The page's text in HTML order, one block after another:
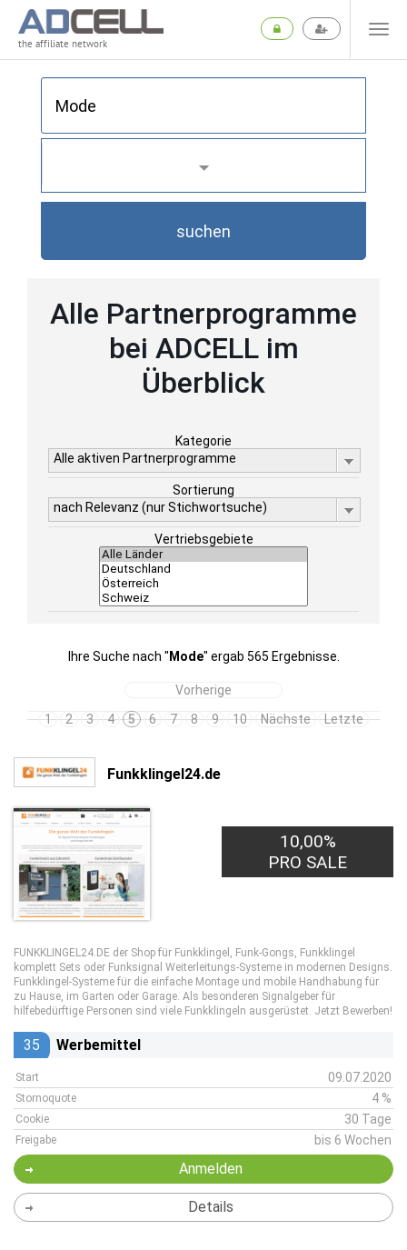
the affiliate network
suchen
Alle Partnerprogramme
bei ADCELL im
Überblick
Kategorie
Alle aktiven Partnerprogramme
Sortierung
nach Relevanz (nur Stichwortsuche)
Vertriebsgebiete
Ihre Suche nach " Mode" ergab 565 Ergebnisse.
Vorherige
1
2 3 4 5 6 7 8 9 10 Nächste Letzte
Funkklingel24.de
10,00%
PRO SALE
FUNKKLINGEL24.DE der Shop für Funkklingel, Funk-Gongs, Funkklingel
komplett Sets oder Funksignal Weiterleitungs-Systeme in modernen Designs.
Funkklingel-Systeme für die einfache Montage und mobile Handhabung für
zu Hause, im Garten oder Garage. Als besonderen Signalgeber für
hilfebedürftige Personen sind viele Funkklingeln ausgerüstet. Jetzt Bewerben!
35 Werbemittel
Start 09.07.2020
Stornoquote 4 %
Cookie 30 Tage
Freigabe bis 6 Wochen
Anmelden
Details